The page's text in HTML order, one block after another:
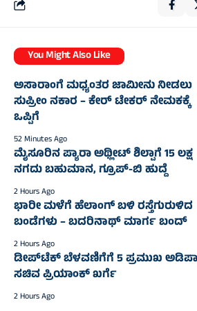
You Might Also Like
ಅಸಾರಾಂಗೆ ಮಧ್ಯಂತರ ಜಾಮೀನು ನೀಡಲು
ಸುಪ್ರೀಂ ನಕಾರ – ಕೇರ್ ಟೇಕರ್ ನೇಮಕಕ್ಕೆ
ಒಪ್ಪಿಗೆ
52 Minutes Ago
ಮೈಸೂರಿನ ಪ್ಯಾರಾ ಅಥ್ಲೀಟ್ ಶಿಲ್ಪಾಗೆ 15 ಲಕ್ಷ
ನಗದು ಬಹುಮಾನ, ಗ್ರೂಪ್-ಬಿ ಹುದ್ದೆ
2 Hours Ago
ಭಾರೀ ಮಳೆಗೆ ಹೆಲಾಂಗ್ ಬಳಿ ರಸ್ತೆಗುರುಳಿದ
ಬಂಡೆಗಳು – ಬದರಿನಾಥ್‌ ಮಾರ್ಗ ಬಂದ್‌
2 Hours Ago
ಡೀಪ್‌ಟೆಕ್ ಬೆಳವಣಿಗೆಗೆ 5 ಪ್ರಮುಖ
ಸಚಿವ ಪ್ರಿಯಾಂಕ್ ಖರ್ಗೆ
2 Hours Ago